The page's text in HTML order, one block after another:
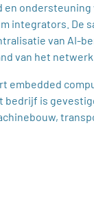
ondersteuning
integrators. De
van AI-
van het
embedded
is